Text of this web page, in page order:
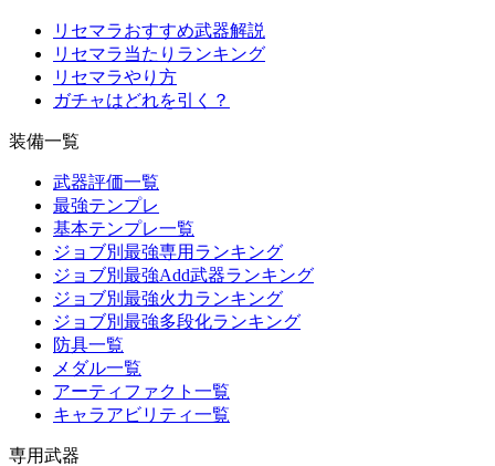
リセマラおすすめ武器解説
リセマラ当たりランキング
リセマラやり方
ガチャはどれを引く？
装備一覧
武器評価一覧
最強テンプレ
基本テンプレ一覧
ジョブ別最強専用ランキング
ジョブ別最強Add武器ランキング
ジョブ別最強火力ランキング
ジョブ別最強多段化ランキング
防具一覧
メダル一覧
アーティファクト一覧
キャラアビリティ一覧
専用武器